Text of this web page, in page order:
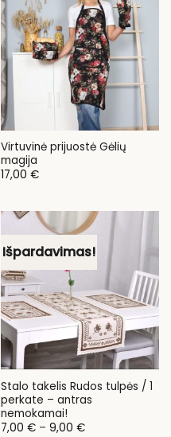
Virtuvinė prijuostė Gėlių
magija
17,00 €
Išpardavimas!
Stalo takelis Rudos tulpės / 1
perkate – antras
nemokamai!
7,00 € – 9,00 €Price